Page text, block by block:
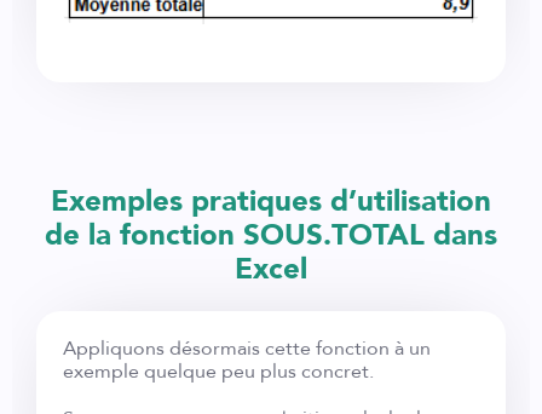
Exemples pratiques d’utilisation
de la fonction SOUS.TOTAL dans
Excel
Appliquons désormais cette fonction à un
exemple quelque peu plus concret.